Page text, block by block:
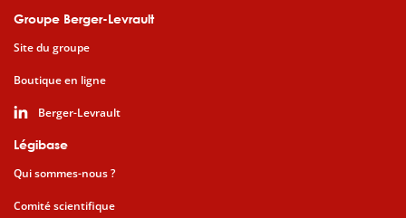
Groupe Berger-Levrault
Site du groupe
Boutique en ligne
Berger-Levrault
Légibase
Qui sommes-nous ?
Comité scientifique